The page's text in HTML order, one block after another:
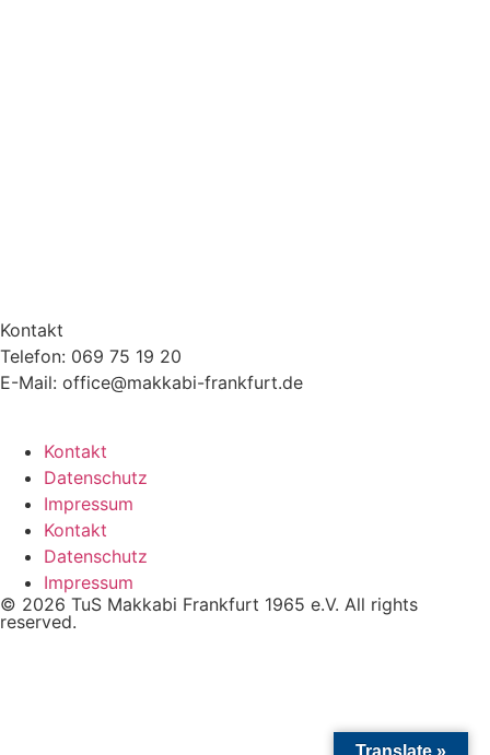
Kontakt
Telefon: 069 75 19 20
E-Mail: office@makkabi-frankfurt.de
Kontakt
Datenschutz
Impressum
Kontakt
Datenschutz
Impressum
© 2026 TuS Makkabi Frankfurt 1965 e.V. All rights
reserved.
Translate »